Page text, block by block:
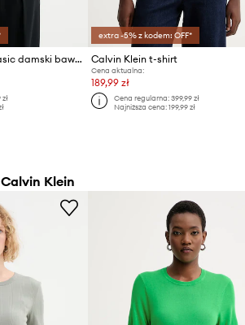
Calvin Klein T-shirt basic damski bawełniany z elastanem
zł
extra -5% z kodem: OFF*
Calvin Klein t-shirt
Cena aktualna:
189,99 zł
Cena regularna: 399,99 zł
Najniższa cena: 199,99 zł
Klein